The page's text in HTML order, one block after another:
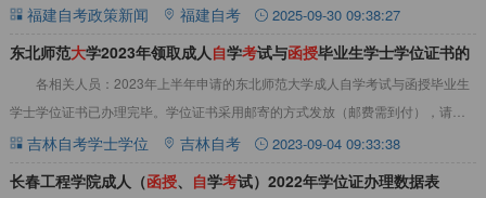
教育（函授）2025年8月考试成绩发布
福建自考政策新闻 福建自考 2025-09-30 09:38:27
东北师范大学2023年领取成人自学考试与函授毕业生学士学位证书的
通知各相关人员：2023年上半年申请的东北师范大学成人自学考试与函授毕业生
学士学位证书已办理完毕。学位证书采用邮寄的方式发放（邮费需到付），请申
请人在规定时间内与我校职业与继续教育学院
吉林自考学士学位 吉林自考 2023-09-04 09:33:38
长春工程学院成人（函授、 自学考试）2022年学位证办理数据表